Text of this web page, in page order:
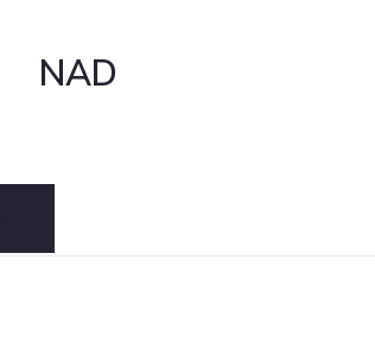
NAD